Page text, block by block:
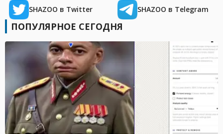
SHAZOO в Twitter SHAZOO в Telegram
ПОПУЛЯРНОЕ СЕГОДНЯ